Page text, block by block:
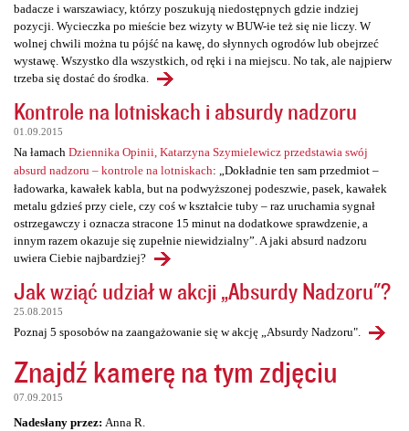
badacze i warszawiacy, którzy poszukują niedostępnych gdzie indziej
pozycji. Wycieczka po mieście bez wizyty w BUW-ie też się nie liczy. W
wolnej chwili można tu pójść na kawę, do słynnych ogrodów lub obejrzeć
wystawę. Wszystko dla wszystkich, od ręki i na miejscu. No tak, ale najpierw
trzeba się dostać do środka.
Kontrole na lotniskach i absurdy nadzoru
01.09.2015
Na łamach Dziennika Opinii, Katarzyna Szymielewicz przedstawia swój
absurd nadzoru – kontrole na lotniskach: „Dokładnie ten sam przedmiot –
ładowarka, kawałek kabla, but na podwyższonej podeszwie, pasek, kawałek
metalu gdzieś przy ciele, czy coś w kształcie tuby – raz uruchamia sygnał
ostrzegawczy i oznacza stracone 15 minut na dodatkowe sprawdzenie, a
innym razem okazuje się zupełnie niewidzialny”. A jaki absurd nadzoru
uwiera Ciebie najbardziej?
Jak wziąć udział w akcji „Absurdy Nadzoru"?
25.08.2015
Poznaj 5 sposobów na zaangażowanie się w akcję „Absurdy Nadzoru".
Znajdź kamerę na tym zdjęciu
07.09.2015
Nadesłany przez: Anna R.